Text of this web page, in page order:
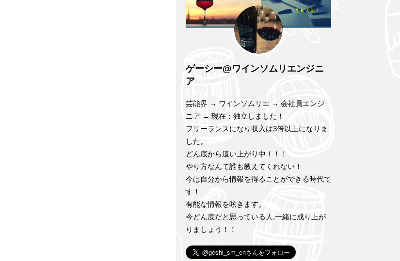
ゲーシー@ワインソムリエンジニ
ア
芸能界 → ワインソムリエ → 会社員エンジ
ニア → 現在：独立しました！
フリーランスになり収入は3倍以上になりま
した。
どん底から這い上がり中！！！
やり方なんて誰も教えてくれない！
今は自分から情報を得ることができる時代で
す！
有能な情報を呟きます。
今どん底だと思っている人,一緒に成り上が
りましょう！！